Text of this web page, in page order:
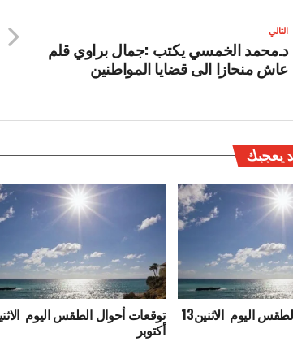
التالي
د.محمد الخمسي يكتب :جمال براوي قلم
عاش منحازا الى قضايا المواطنين
يعجبك
توقعات أحوال الطقس اليوم الاثنين13
أكتوبر